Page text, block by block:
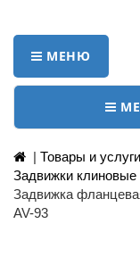
МЕНЮ
| Товары и услуги
Задвижки
Задвижка
AV-93